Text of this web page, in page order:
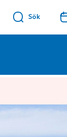
Sök